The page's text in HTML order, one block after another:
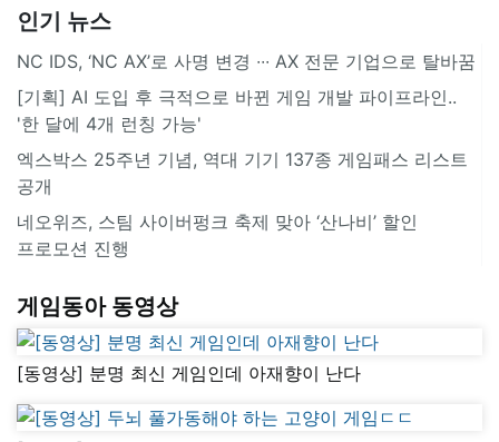
인기 뉴스
NC IDS, ‘NC AX’로 사명 변경 ∙∙∙ AX 전문 기업으로 탈바꿈
[기획] AI 도입 후 극적으로 바뀐 게임 개발 파이프라인..
'한 달에 4개 런칭 가능'
엑스박스 25주년 기념, 역대 기기 137종 게임패스 리스트
공개
네오위즈, 스팀 사이버펑크 축제 맞아 ‘산나비’ 할인
프로모션 진행
게임동아 동영상
[동영상] 분명 최신 게임인데 아재향이 난다